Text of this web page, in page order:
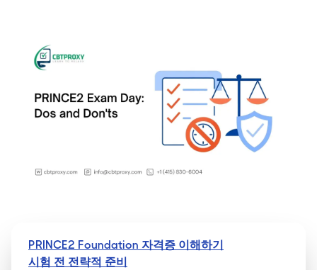
PRINCE2 Foundation 자격증 이해하기
시험 전 전략적 준비